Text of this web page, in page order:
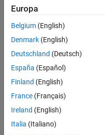
Europa
Belgium (English)
Denmark (English)
Deutschland (Deutsch)
España (Español)
Finland (English)
France (Français)
Ireland (English)
Italia (Italiano)
Trust Center
Datendiebstahl verhindern
© 1994-2026 The